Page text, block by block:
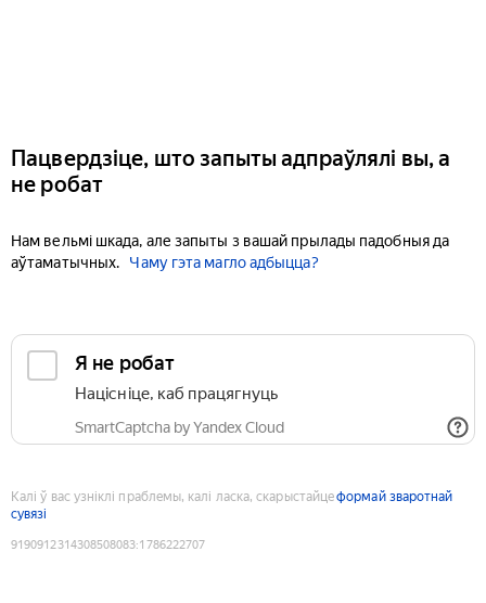
Пацвердзіце, што запыты адпраўлялі вы, а
не робат
Нам вельмі шкада, але запыты з вашай прылады падобныя да
аўтаматычных.
Чаму гэта магло адбыцца?
Я не робат
Націсніце, каб працягнуць
SmartCaptcha by Yandex Cloud
Калі ў вас узніклі праблемы, калі ласка, скарыстайцеформай зваротнай
сувязі
9190912314308508083:1786222707